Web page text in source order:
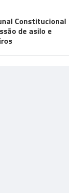
Constitucional
de asilo e